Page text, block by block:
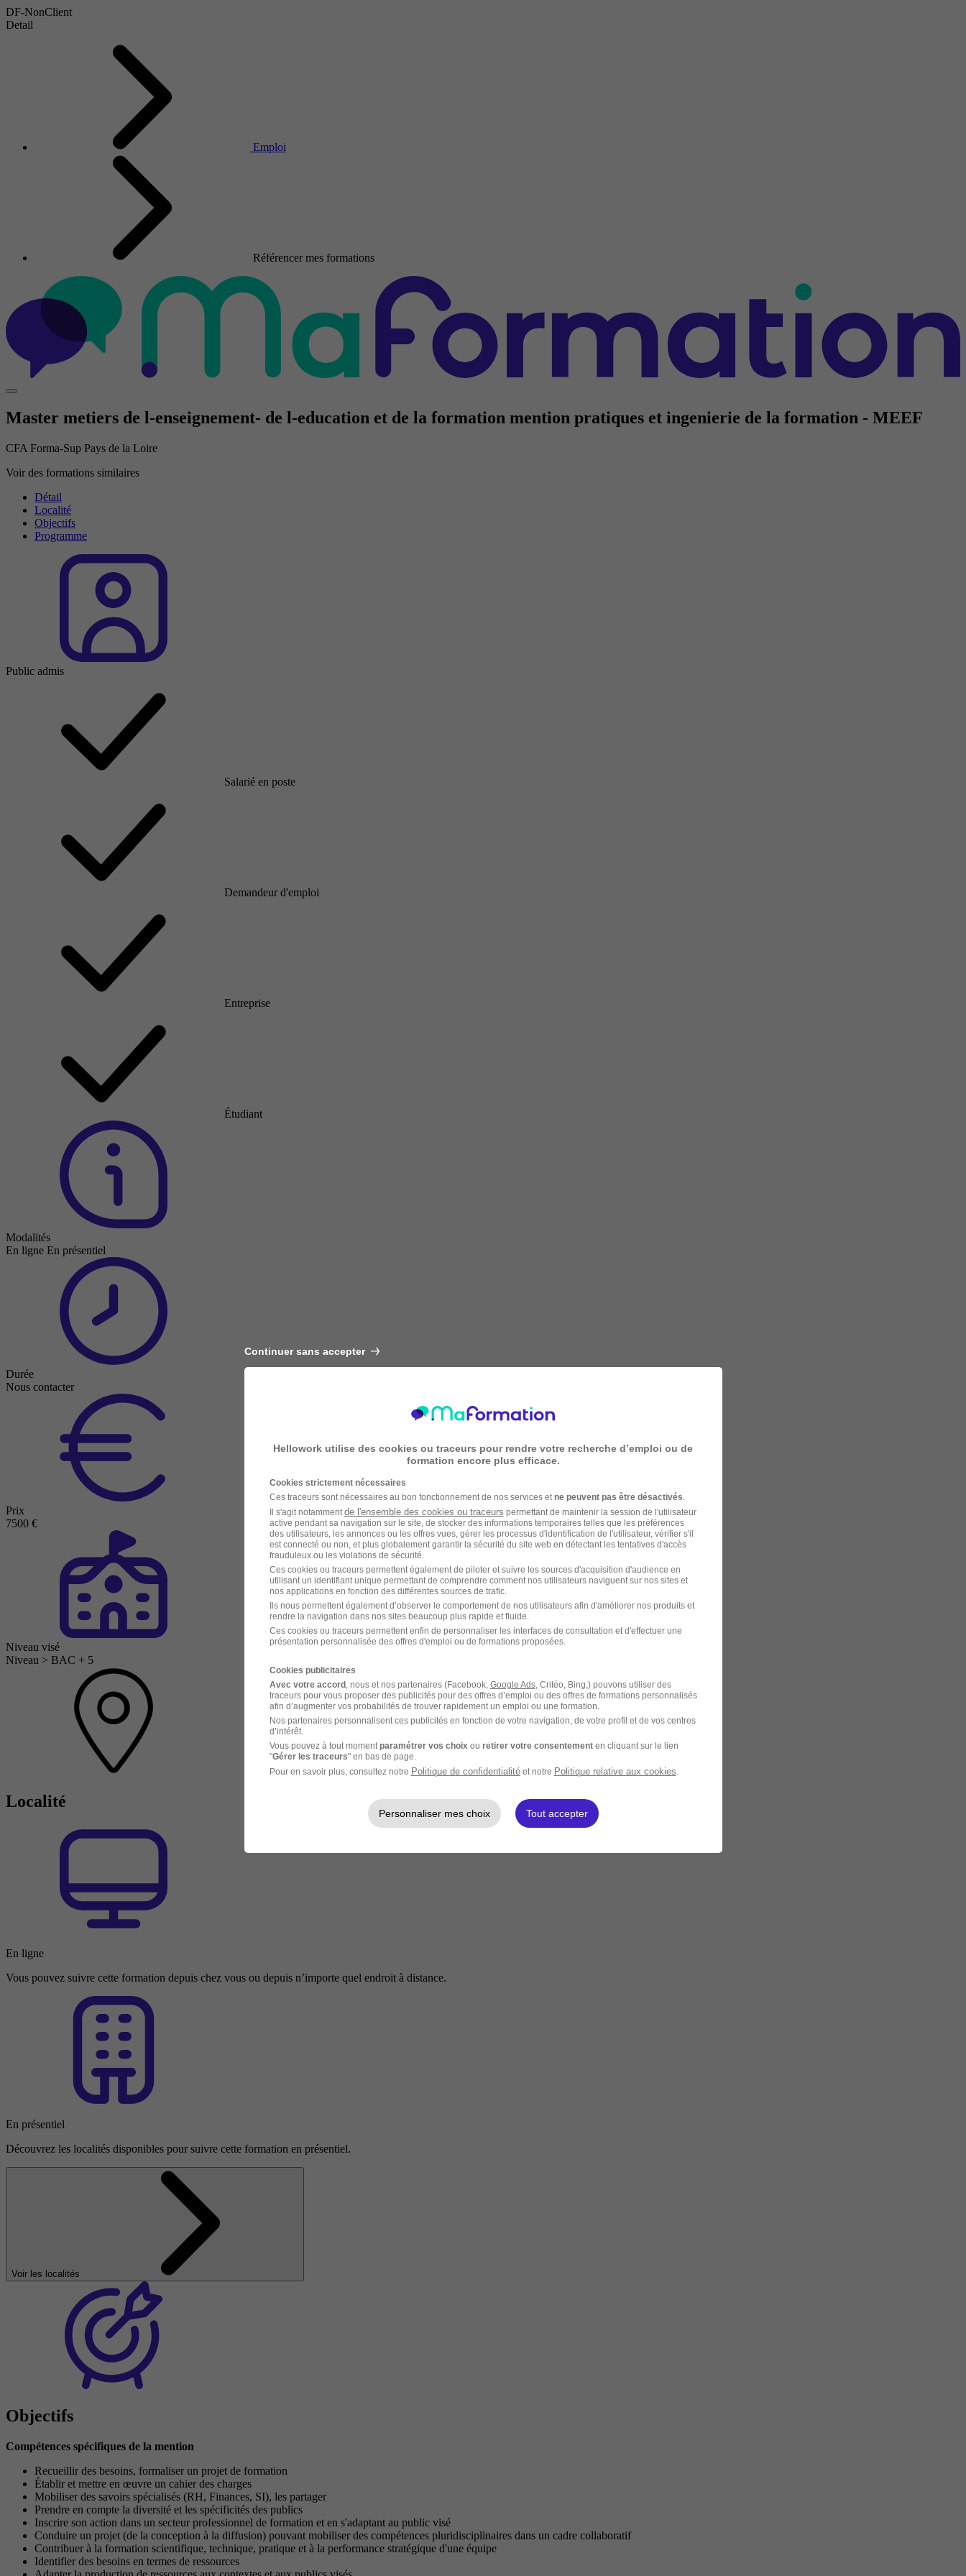
DF-NonClient
Detail
Emploi
Référencer mes formations
Master metiers de l-enseignement- de l-education et de la formation mention pratiques et ingenierie de la formation - MEEF
CFA Forma-Sup Pays de la Loire
Voir des formations similaires
Détail
Localité
Objectifs
Programme
Public admis
Salarié en poste
Demandeur d'emploi
Entreprise
Étudiant
Modalités
En ligne En présentiel
Durée
Nous contacter
Prix
7500 €
Niveau visé
Niveau > BAC + 5
Localité
En ligne
Vous pouvez suivre cette formation depuis chez vous ou depuis n’importe quel endroit à distance.
En présentiel
Découvrez les localités disponibles pour suivre cette formation en présentiel.
Voir les localités
Objectifs
Compétences spécifiques de la mention
Recueillir des besoins, formaliser un projet de formation
Établir et mettre en œuvre un cahier des charges
Mobiliser des savoirs spécialisés (RH, Finances, SI), les partager
Prendre en compte la diversité et les spécificités des publics
Inscrire son action dans un secteur professionnel de formation et en s'adaptant au public visé
Conduire un projet (de la conception à la diffusion) pouvant mobiliser des compétences pluridisciplinaires dans un cadre collaboratif
Contribuer à la formation scientifique, technique, pratique et à la performance stratégique d'une équipe
Identifier des besoins en termes de ressources
Continuer sans accepter
Hellowork utilise des cookies ou traceurs pour rendre votre recherche d’emploi ou de
formation encore plus efficace.
Cookies strictement nécessaires
Ces traceurs sont nécessaires au bon fonctionnement de nos services et ne peuvent pas être désactivés
Il s'agit notamment de l'ensemble des cookies ou traceurs permettant de maintenir la session de l'utilisateur
active pendant sa navigation sur le site, de stocker des informations temporaires telles que les préférences
des utilisateurs, les annonces ou les offres vues, gérer les processus d'identification de l'utilisateur, vérifier s'il
est connecté ou non, et plus globalement garantir la sécurité du site web en détectant les tentatives d'accès
frauduleux ou les violations de sécurité.
Ces cookies ou traceurs permettent également de piloter et suivre les sources d'acquisition d'audience en
utilisant un identifiant unique permettant de comprendre comment nos utilisateurs naviguent sur nos sites et
nos applications en fonction des différentes sources de trafic.
Ils nous permettent également d’observer le comportement de nos utilisateurs afin d'améliorer nos produits et
rendre la navigation dans nos sites beaucoup plus rapide et fluide.
Ces cookies ou traceurs permettent enfin de personnaliser les interfaces de consultation et d'effectuer une
présentation personnalisée des offres d'emploi ou de formations proposées.
Cookies publicitaires
Avec votre accord, nous et nos partenaires (Facebook, Google Ads, Critéo, Bing,) pouvons utiliser des
traceurs pour vous proposer des publicités pour des offres d’emploi ou des offres de formations personnalisés
afin d’augmenter vos probabilités de trouver rapidement un emploi ou une formation.
Nos partenaires personnalisent ces publicités en fonction de votre navigation, de votre profil et de vos centres
d’intérêt.
Vous pouvez à tout moment paramétrer vos choix ou retirer votre consentementen cliquant sur le lien
"Gérer les traceurs" en bas de page.
Pour en savoir plus, consultez notre Politique de confidentialitéet notre Politique relative aux cookies
Personnaliser mes choix Tout accepter